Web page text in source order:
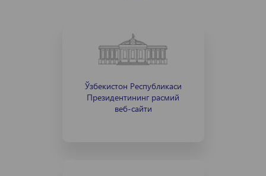
Ўзбекистон Республикаси
Президентининг расмий
веб-сайти